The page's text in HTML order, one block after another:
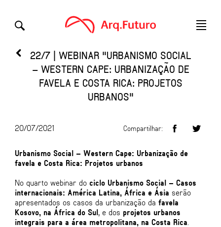
22/7 | WEBINAR "URBANISMO SOCIAL
– WESTERN CAPE: URBANIZAÇÃO DE
FAVELA E COSTA RICA: PROJETOS
URBANOS"
20/07/2021 Compartilhar:
Urbanismo Social – Western Cape: Urbanização de
favela e Costa Rica: Projetos urbanos
No quarto webinar do ciclo Urbanismo Social – Casos
internacionais: América Latina, África e Ásia serão
apresentados os casos da urbanização da favela
Kosovo, na África do Sul, e dos projetos urbanos
integrais para a área metropolitana, na Costa Rica